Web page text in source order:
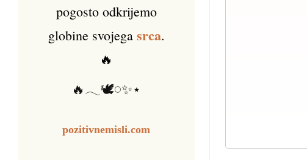
pogosto odkrijemo
globine svojega srca.
🔥
🔥𓂃🕊️𓏸✨⋆
pozitivnemisli.com